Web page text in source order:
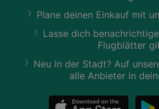
Plane deinen Einkauf mit
Lasse dich
Flugblätter
Neu in der Stadt? Auf
alle Anbieter in